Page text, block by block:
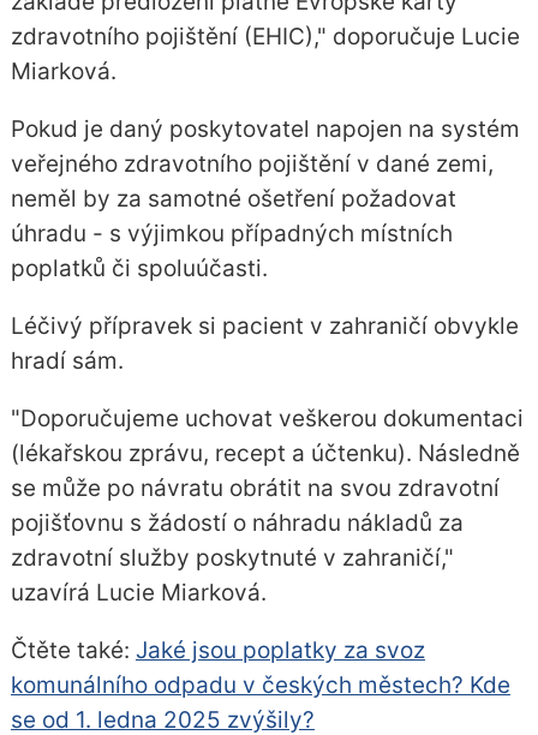
zdravotního pojištění (EHIC)," doporučuje Lucie
Miarková.
Pokud je daný poskytovatel napojen na systém
veřejného zdravotního pojištění v dané zemi,
neměl by za samotné ošetření požadovat
úhradu - s výjimkou případných místních
poplatků či spoluúčasti.
Léčivý přípravek si pacient v zahraničí obvykle
hradí sám.
"Doporučujeme uchovat veškerou dokumentaci
(lékařskou zprávu, recept a účtenku). Následně
se může po návratu obrátit na svou zdravotní
pojišťovnu s žádostí o náhradu nákladů za
zdravotní služby poskytnuté v zahraničí,"
uzavírá Lucie Miarková.
Čtěte také: Jaké jsou poplatky za svoz
komunálního odpadu v českých městech? Kde
se od 1. ledna 2025 zvýšily?